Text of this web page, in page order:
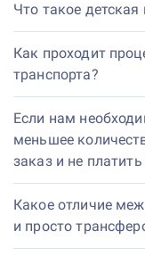
Что такое детская
Как проходит
транспорта?
Если нам
меньшее
заказ и не
Какое отличие
и просто